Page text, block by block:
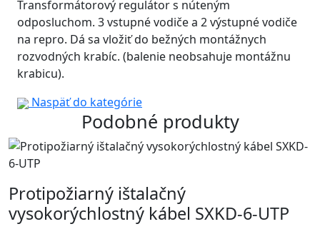
Transformátorový regulátor s núteným
odposluchom. 3 vstupné vodiče a 2 výstupné vodiče
na repro. Dá sa vložiť do bežných montážnych
rozvodných krabíc. (balenie neobsahuje montážnu
krabicu).
Naspäť do kategórie
Podobné produkty
Protipožiarný ištalačný
vysokorýchlostný kábel SXKD-6-UTP